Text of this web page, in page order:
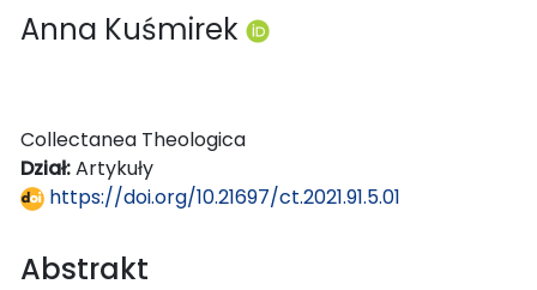
Anna Kuśmirek
Collectanea Theologica
Dział:Artykuły
https://doi.org/10.21697/ct.2021.91.5.01
Abstrakt